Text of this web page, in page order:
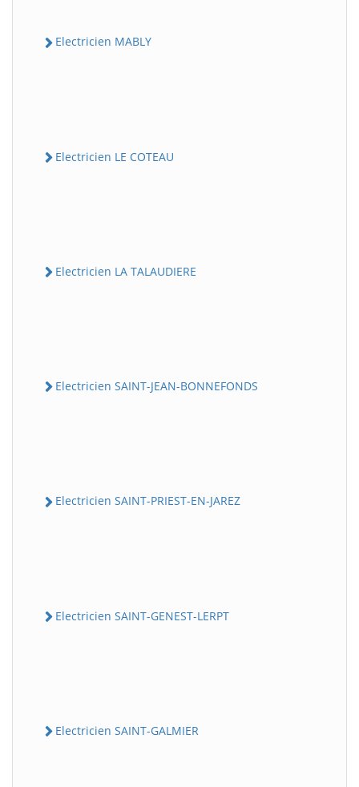
Electricien MABLY
Electricien LE COTEAU
Electricien LA TALAUDIERE
Electricien SAINT-JEAN-BONNEFONDS
Electricien SAINT-PRIEST-EN-JAREZ
Electricien SAINT-GENEST-LERPT
Electricien SAINT-GALMIER